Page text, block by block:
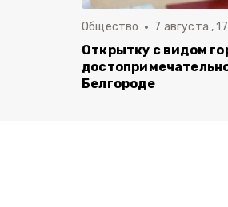
Общество 7 августа ,
Открытку с видом
Белгороде